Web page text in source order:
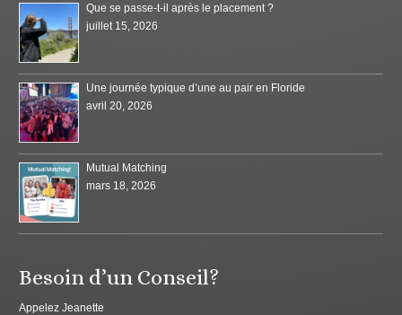
Que se passe-t-il après le placement ?
juillet 15, 2026
Une journée typique d’une au pair en Floride
avril 20, 2026
Mutual Matching
mars 18, 2026
Besoin d’un Conseil?
Appelez Jeanette